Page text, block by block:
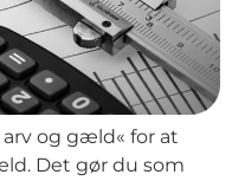
og gæld« for at
Det gør du som